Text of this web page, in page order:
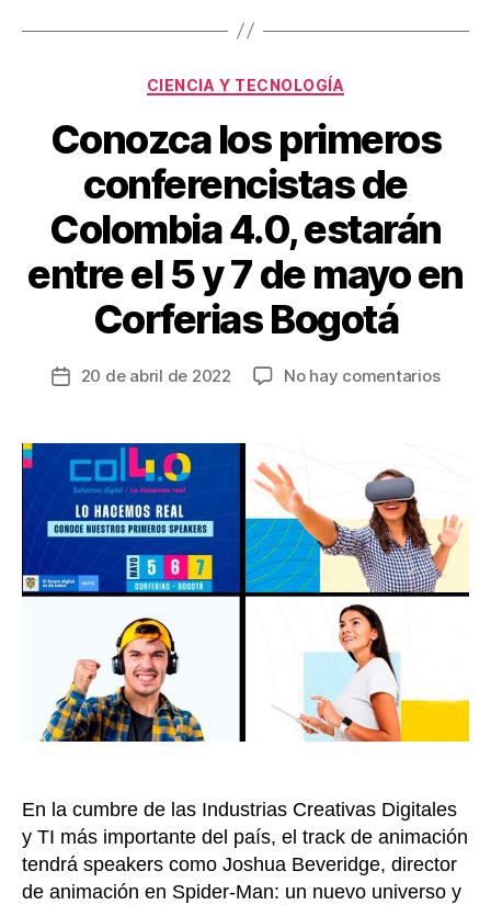
k
Categorías
CIENCIA Y TECNOLOGÍA
Conozca los primeros
conferencistas de
Colombia 4.0, estarán
entre el 5 y 7 de mayo en
Corferias Bogotá
Fecha
entrada
20 de abril de 2022 No hay comentariosen
4.0,
entre
mayo
En la cumbre de las Industrias Creativas Digitales
y TI más importante del país, el track de animación
tendrá speakers como Joshua Beveridge, director
de animación en Spider-Man: un nuevo universo y